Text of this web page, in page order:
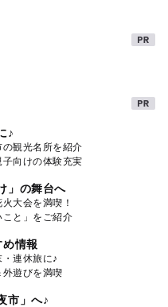
♪
観光名所を紹介
向けの体験充実
」の舞台へ
大会を満喫！
と」をご紹介
情報
連休旅に♪
遊びを満喫
市」へ♪